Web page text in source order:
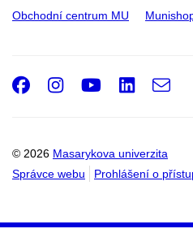
Obchodní centrum MU
© 2026 Masarykova univerzita
Správce webu
Prohlášení o
Facebook
Instagram
Youtube
e-